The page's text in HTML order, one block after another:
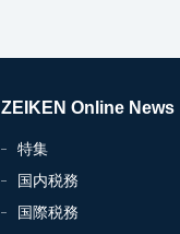
ZEIKEN Online News
特集
国内税務
国際税務